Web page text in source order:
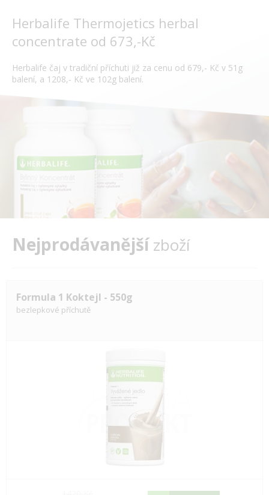
Herbalife Thermojetics herbal
concentrate od 673,-Kč
Herbalife čaj v tradiční příchuti již za cenu od 679,- Kč v 51g
balení, a 1208,- Kč ve 102g balení.
Nejprodávanějšízboží
Formula 1 Koktejl - 550g
bezlepkové příchutě